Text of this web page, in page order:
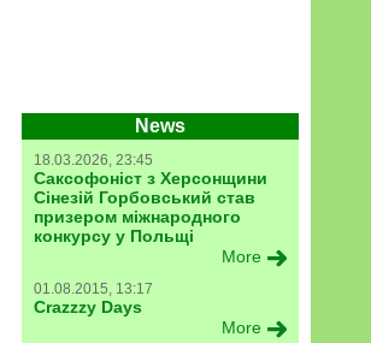
News
18.03.2026, 23:45
Саксофоніст з Херсонщини
Сінезій Горбовський став
призером міжнародного
конкурсу у Польщі
More
01.08.2015, 13:17
Crazzzy Days
More